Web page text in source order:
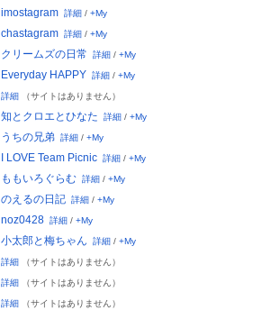
imostagram 詳細/ +My
chastagram 詳細/ +My
クリームズの日常 詳細/ +My
Everyday HAPPY 詳細/ +My
詳細（サイトはありません）
知とクロエとひなた 詳細/ +My
うちの兄弟 詳細/ +My
I LOVE Team Picnic 詳細/ +My
ももいろぐらむ 詳細/ +My
のえるの日記 詳細/ +My
noz0428 詳細/ +My
小太郎と梅ちゃん 詳細/ +My
詳細（サイトはありません）
詳細（サイトはありません）
詳細（サイトはありません）